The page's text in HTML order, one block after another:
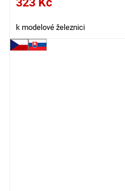
k modelové železnici